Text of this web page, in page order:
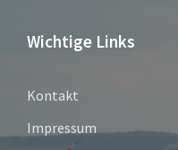
Wichtige Links
Kontakt
Impressum